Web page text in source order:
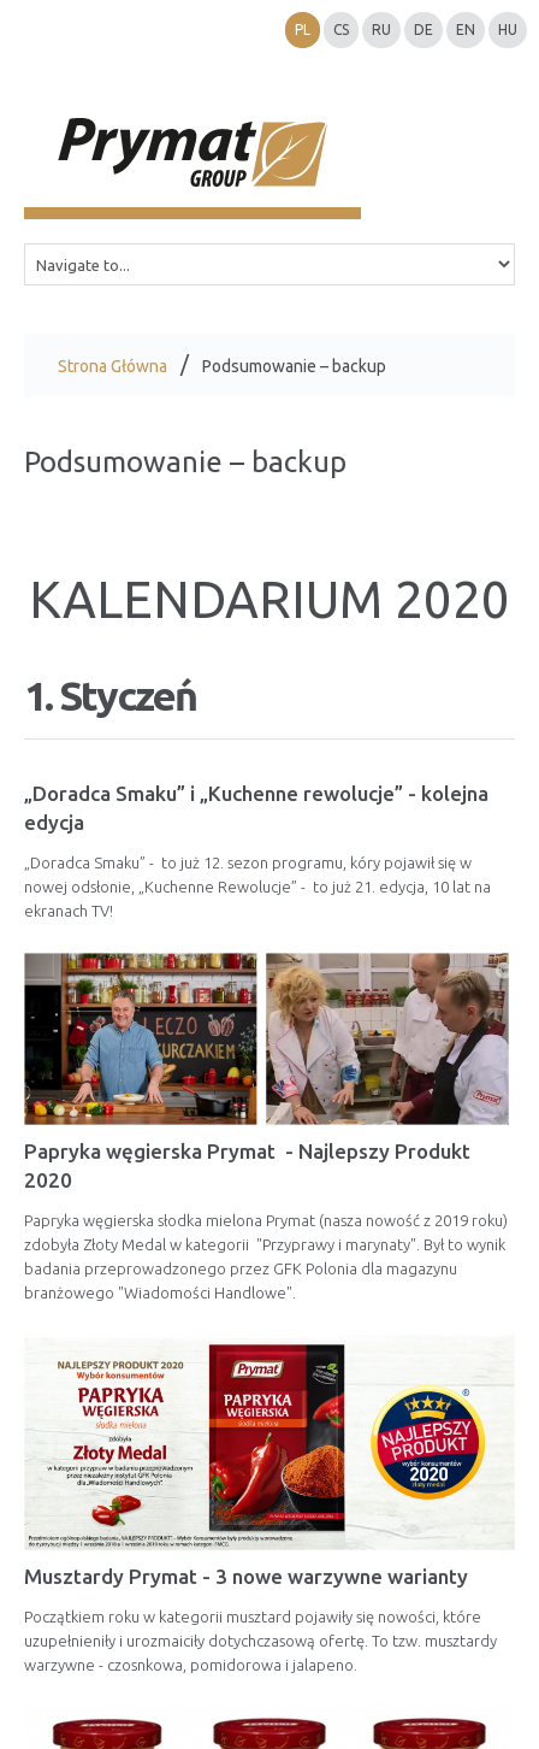
PL CS RU DE EN HU
Strona Główna Podsumowanie – backup
Podsumowanie – backup
KALENDARIUM 2020
1. Styczeń
„Doradca Smaku” i „Kuchenne rewolucje” - kolejna
edycja
„Doradca Smaku” - to już 12. sezon programu, kóry pojawił się w
nowej odsłonie, „Kuchenne Rewolucje” - to już 21. edycja, 10 lat na
ekranach TV!
Papryka węgierska Prymat - Najlepszy Produkt
2020
Papryka węgierska słodka mielona Prymat (nasza nowość z 2019 roku)
zdobyła Złoty Medal w kategorii "Przyprawy i marynaty". Był to wynik
badania przeprowadzonego przez GFK Polonia dla magazynu
branżowego "Wiadomości Handlowe".
Musztardy Prymat - 3 nowe warzywne warianty
Początkiem roku w kategorii musztard pojawiły się nowości, które
uzupełnieniły i urozmaiciły dotychczasową ofertę. To tzw. musztardy
warzywne - czosnkowa, pomidorowa i jalapeno.